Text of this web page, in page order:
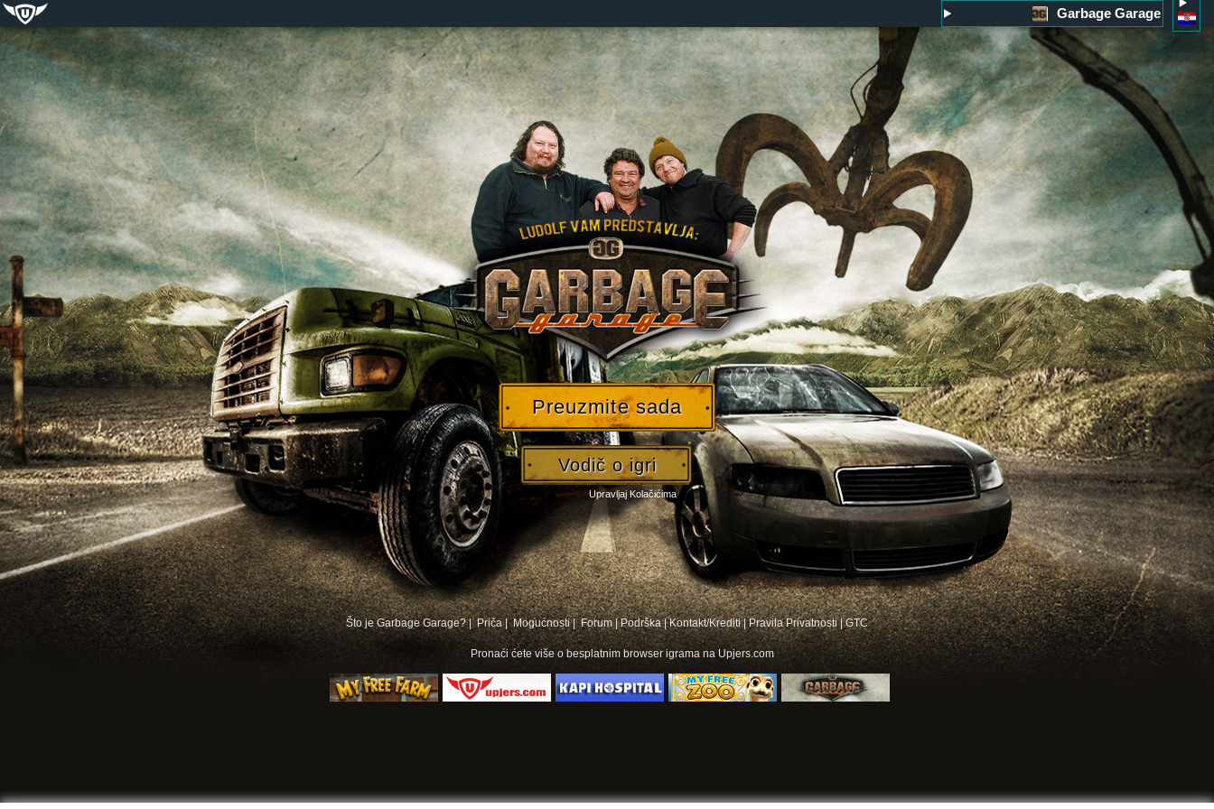
Garbage Garage
Preuzmite sada
Vodič o igri
Što je Garbage Garage? | Priča | Mogućnosti | Forum|Podrška|Kontakt/Krediti|Pravila Privatnosti|GTC
Pronaći ćete više obesplatnim browser igrama na Upjers.com
Upravljaj Kolačićima